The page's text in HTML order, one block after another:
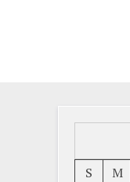
S
M